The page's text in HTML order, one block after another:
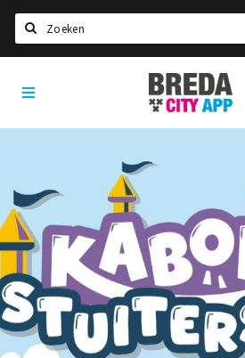
Home
Agenda
Party pics
Nieuws, interviews & blogs
Eten
Drinken
Slapen
Recreatief
Breda
City
App